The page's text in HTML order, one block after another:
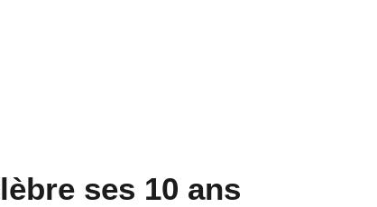
ses 10 ans